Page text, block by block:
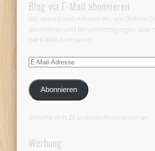
Blog via E-Mail abonnieren
Gib deine E-Mail-Adresse ein, um
abonnieren und Benachrichtigungen über
per E-Mail zu erhalten.
E-
Adresse
Abonnieren
Schließe dich 23 anderen Abonnenten an
Werbung: